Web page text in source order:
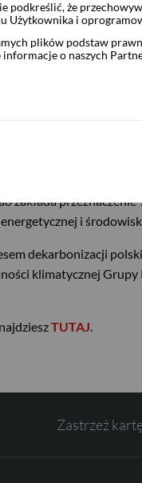
oraz wspierać
Banku Pekao S.A. Do
z 2024
źródeł, rozwój
zakłada
i
dekarbonizacji
klimatycznej
TUTAJ.
Zastrzeż
podkreślić, że
Użytkownika i
plików podstaw
o naszych